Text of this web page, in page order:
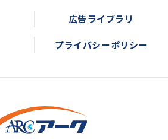
広告ライブラリ
プライバシーポリシー